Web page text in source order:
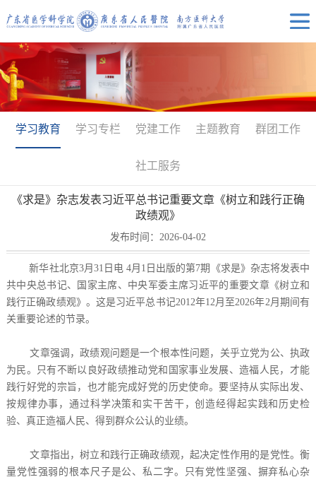
学习教育 学习专栏 党建工作 主题教育 群团工作
社工服务
《求是》杂志发表习近平总书记重要文章《树立和践行正确
政绩观》
发布时间：2026-04-02
新华社北京3月31日电 4月1日出版的第7期《求是》杂志将发表中
共中央总书记、国家主席、中央军委主席习近平的重要文章《树立和
践行正确政绩观》。这是习近平总书记2012年12月至2026年2月期间有
关重要论述的节录。
文章强调，政绩观问题是一个根本性问题，关乎立党为公、执政
为民。只有不断以良好政绩推动党和国家事业发展、造福人民，才能
践行好党的宗旨，也才能完成好党的历史使命。要坚持从实际出发、
按规律办事，通过科学决策和实干苦干，创造经得起实践和历史检
验、真正造福人民、得到群众公认的业绩。
文章指出，树立和践行正确政绩观，起决定性作用的是党性。衡
量党性强弱的根本尺子是公、私二字。只有党性坚强、摒弃私心杂